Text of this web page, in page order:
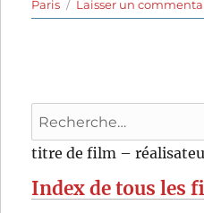
Paris
Laisser un
Recherche
pour
titre de film –
Index de tous les